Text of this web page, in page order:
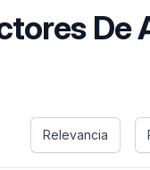
De
Relevancia